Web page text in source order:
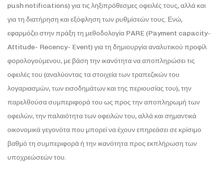
push notifications) για τις ληξιπρόθεσμες οφειλές τους, αλλά και
για τη διατήρηση και εξόφληση των ρυθμίσεών τους. Ενώ,
εφαρμόζει στην πράξη τη μεθοδολογία PARE (Payment capacity-
Attitude- Recency- Event) για τη δημιουργία αναλυτικού προφίλ
φορολογούμενου, με βάση την ικανότητα να αποπληρώσει τις
οφειλές του (αναλύοντας τα στοιχεία των τραπεζικών του
λογαριασμών, των εισοδημάτων και της περιουσίας του), την
παρελθούσα συμπεριφορά του ως προς την αποπληρωμή των
οφειλών, την παλαιότητα των οφειλών του, αλλά και σημαντικά
οικονομικά γεγονότα που μπορεί να έχουν επηρεάσει σε κρίσιμο
βαθμό τη συμπεριφορά ή την ικανότητα προς εκπλήρωση των
υποχρεώσεών του.